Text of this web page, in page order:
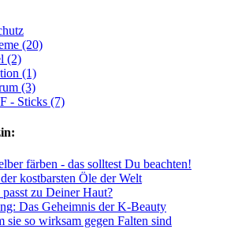
(20)
(2)
(1)
(3)
- Sticks (7)
färben - das solltest Du beachten!
kostbarsten Öle der Welt
zu Deiner Haut?
Das Geheimnis der K-Beauty
sie so wirksam gegen Falten sind